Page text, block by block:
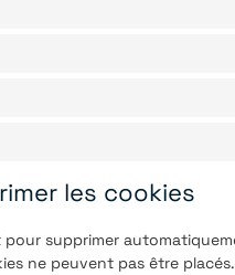
les cookies
supprimer
ne peuvent pas être